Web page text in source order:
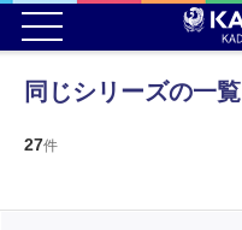
同じシリーズの一覧
27件